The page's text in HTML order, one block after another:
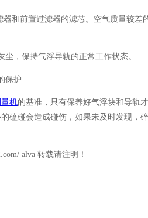
前置过滤器的滤芯。空气质量较差
，保持气浮导轨的正常工作状态。
保护
机的基准，只有保养好气浮块和导轨
磕碰会造成碰伤，如果未及时发现，
alva 转载请注明！